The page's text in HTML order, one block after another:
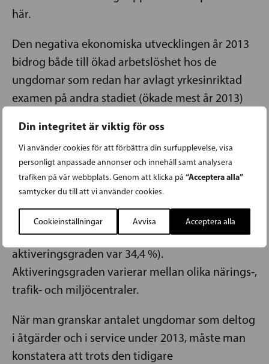
Din integritet är viktig för oss
Vi använder cookies för att förbättra din surfupplevelse, visa
personligt anpassade annonser och innehåll samt analysera
trafiken på vår webbplats. Genom att klicka på “Acceptera alla”
samtycker du till att vi använder cookies.
Cookieinställningar Avvisa Acceptera alla
här.
Den negativa ekonomiska utvecklingen år 2013
bidrog både till ökad arbetslöshet hos de
ungdomar som redan har avlagt yrkesinriktad
examen på andra stadiet (ökade mest år 2013)
kommuner som permitterat och sagt upp
anställda får inte lönesubvention för rekrytering.
Den ökade arbetslösheten bland ungdomar år
2013 återspeglades också i aktiveringsgraden,
som år 2013 var 32,9 % för unga personer under
25 år (alltså något lägre än 2012, då
aktiveringsgraden var 34,4 %).
Aktiveringsgraden varierar mellan olika närings-,
trafik- och miljöcentraler.
När man granskar antalet ungdomar som deltog
i åtgärder och i service under 2013, måste man
konstatera att trots den tidigare